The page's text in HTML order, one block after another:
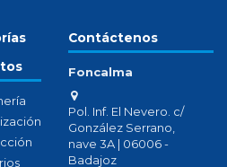
Contáctenos
Foncalma
Pol. Inf. El Nevero. c/
González Serrano,
nave 3A | 06006 -
Badajoz